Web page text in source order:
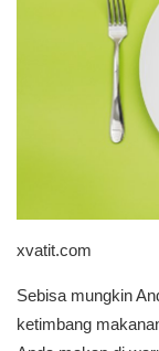
xvatit.com
Sebisa mungkin
ketimbang